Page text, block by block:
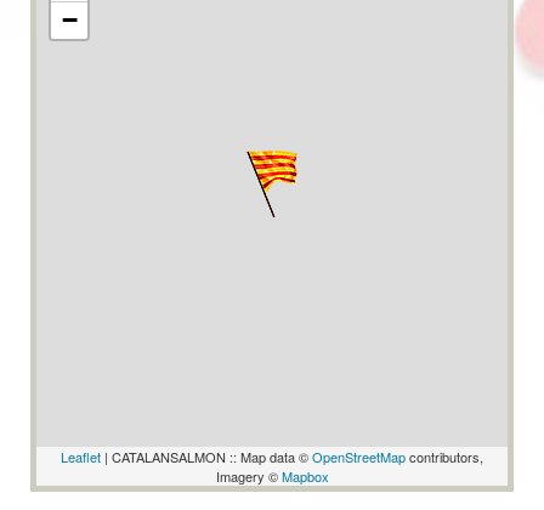
−
Leaflet | CATALANSALMON :: Map data ©OpenStreetMapcontributors,
Imagery ©Mapbox